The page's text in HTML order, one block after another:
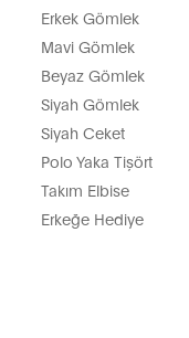
Erkek Gömlek
Mavi Gömlek
Beyaz Gömlek
Siyah Gömlek
Siyah Ceket
Polo Yaka Tişört
Takım Elbise
Erkeğe Hediye